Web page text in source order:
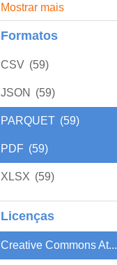
Mostrar mais
Formatos
CSV (59)
JSON (59)
PARQUET (59)
PDF (59)
XLSX (59)
Licenças
Creative Commons At...